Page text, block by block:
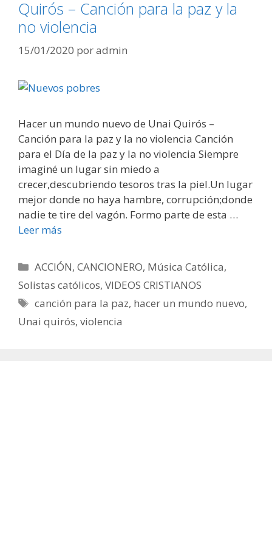
Quirós – Canción para la paz y la
no violencia
15/01/2020 poradmin
Hacer un mundo nuevo de Unai Quirós –
Canción para la paz y la no violencia Canción
para el Día de la paz y la no violencia Siempre
imaginé un lugar sin miedo a
crecer,descubriendo tesoros tras la piel.Un lugar
mejor donde no haya hambre, corrupción;donde
nadie te tire del vagón. Formo parte de esta …
Leer más
Categorías
ACCIÓN,CANCIONERO, Música Católica,
Solistas católicos, VIDEOS CRISTIANOS
Etiquetas
canción para la paz, hacer un mundo nuevo,
Unai quirós, violencia